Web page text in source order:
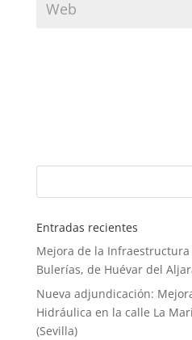
Entradas recientes
Mejora de la
Bulerías, de Huévar del
Nueva adjundicación:
Hidráulica en la calle La
(Sevilla)